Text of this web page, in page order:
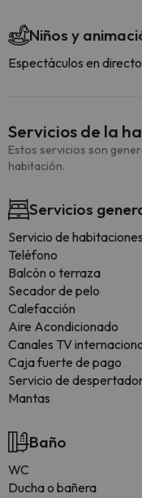
Niños y
Espectáculos en directo
Servicios de la
Estos servicios son
habitación.
Servicios
Servicio de habitaciones
Teléfono
Balcón o terraza
Secador de pelo
Calefacción
Aire Acondicionado
Canales TV
Caja fuerte de pago
Servicio de
Mantas
Baño
WC
Ducha o bañera